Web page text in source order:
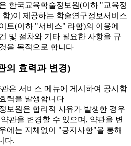
한국교육학술정보원(이하 "교육정
함)이 제공하는 학술연구정보서비스
트(이하 "서비스" 라함)의 이용에
및 절차와 기타 필요한 사항을 규
을 목적으로 합니다.
의 효력과 변경)
은 서비스 메뉴에 게시하여 공시함
력을 발생합니다.
보원은 합리적 사유가 발생한 경우
관을 변경할 수 있으며, 약관을 변
에는 지체없이 "공지사항"을 통해
다.